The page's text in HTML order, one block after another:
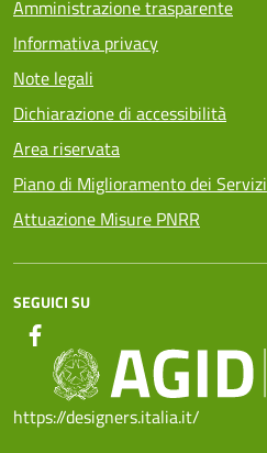
Amministrazione trasparente
Informativa privacy
Note legali
Dichiarazione di accessibilità
Area riservata
Piano di Miglioramento dei Servizi
Attuazione Misure PNRR
SEGUICI SU
https://designers.italia.it/